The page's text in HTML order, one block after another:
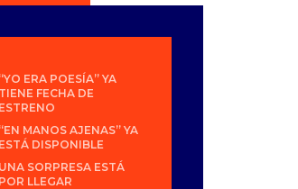
“YO ERA POESÍA” YA
TIENE FECHA DE
ESTRENO
“EN MANOS AJENAS” YA
ESTÁ DISPONIBLE
UNA SORPRESA ESTÁ
POR LLEGAR